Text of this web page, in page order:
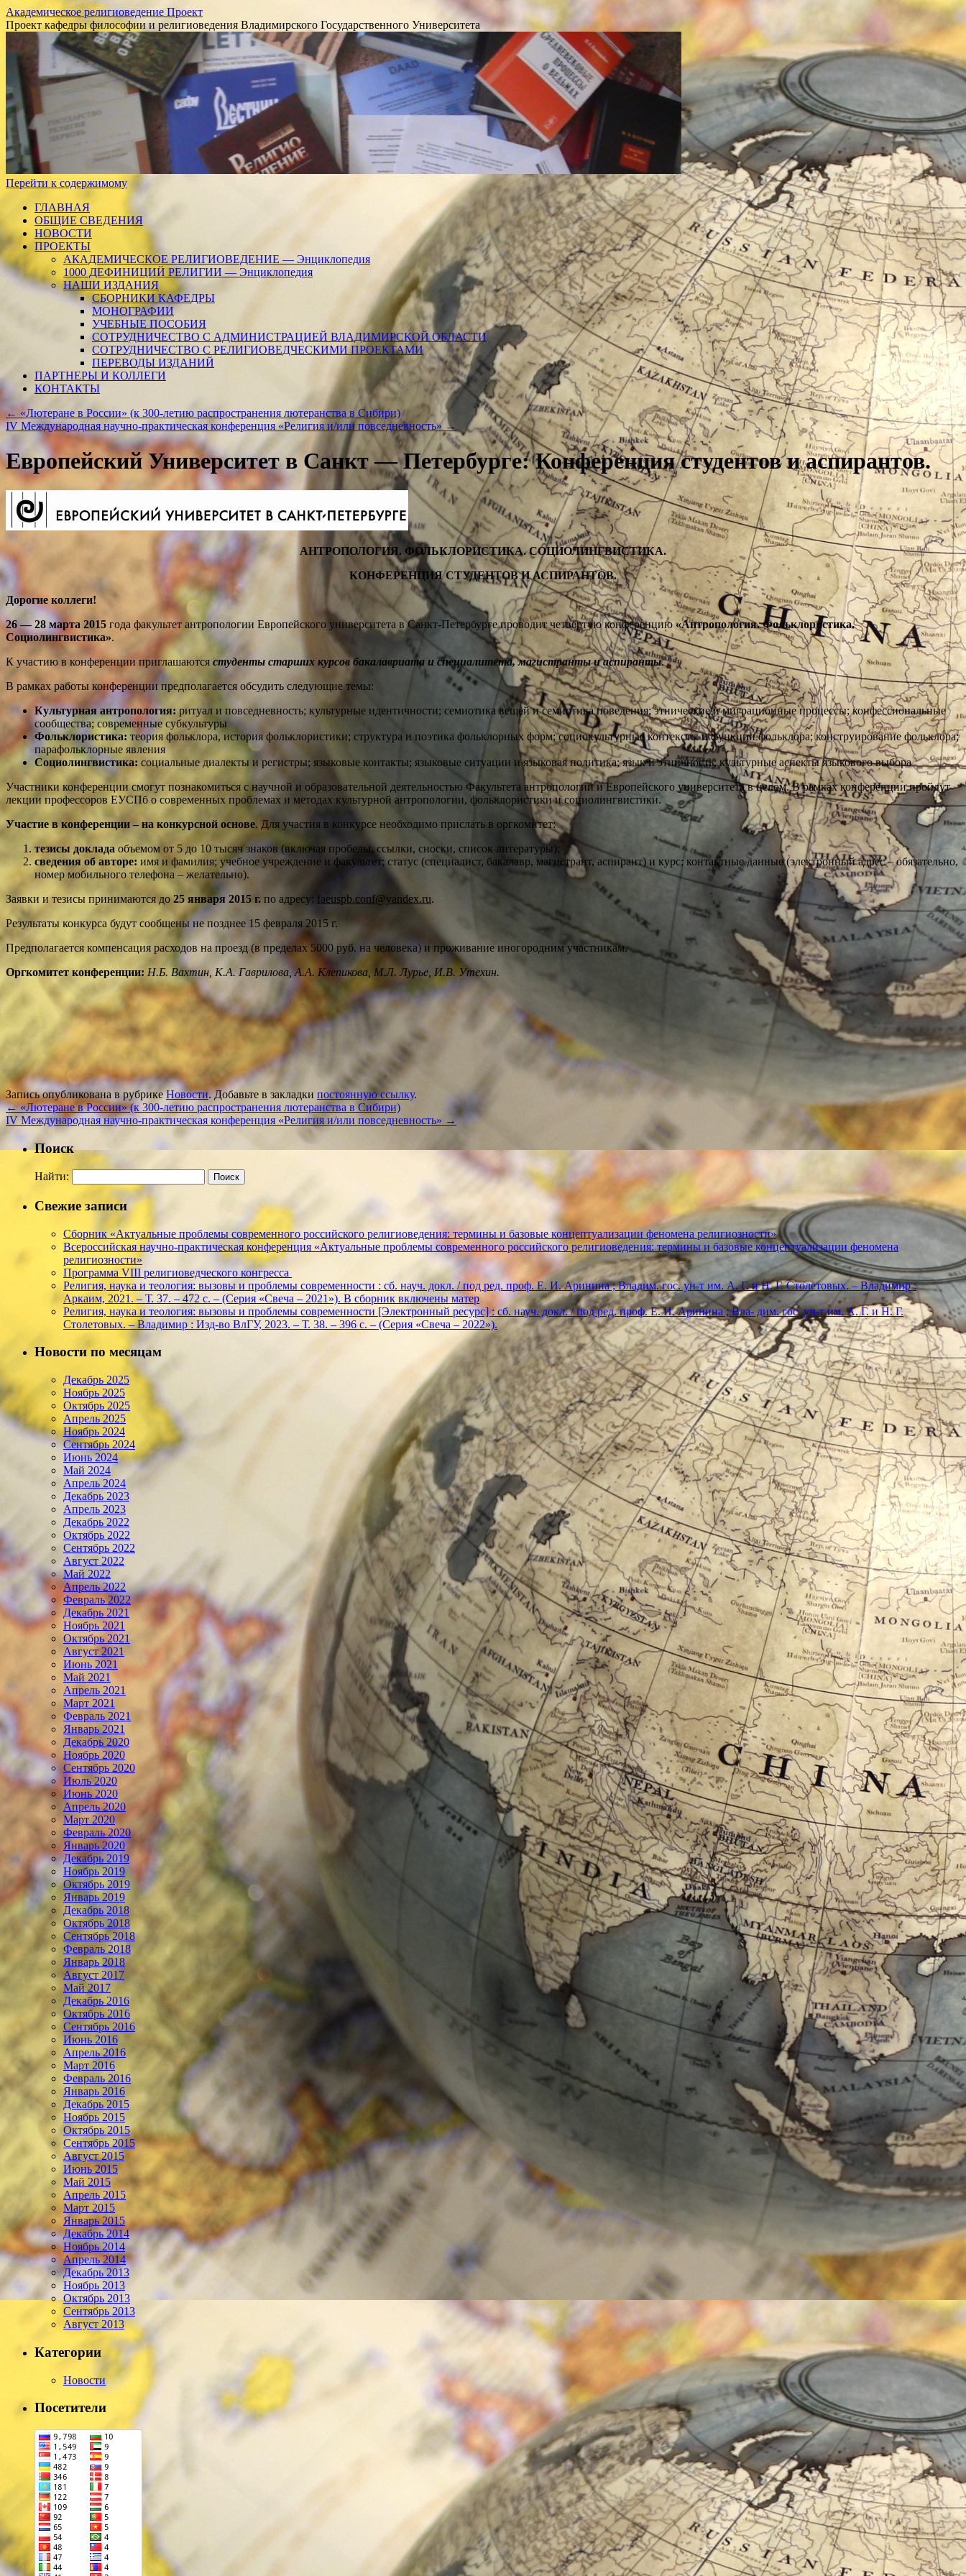
Академическое религиоведение Проект
Проект кафедры философии и религиоведения Владимирского Государственного Университета
Перейти к содержимому
ГЛАВНАЯ
ОБЩИЕ СВЕДЕНИЯ
НОВОСТИ
ПРОЕКТЫ
АКАДЕМИЧЕСКОЕ РЕЛИГИОВЕДЕНИЕ — Энциклопедия
1000 ДЕФИНИЦИЙ РЕЛИГИИ — Энциклопедия
НАШИ ИЗДАНИЯ
СБОРНИКИ КАФЕДРЫ
МОНОГРАФИИ
УЧЕБНЫЕ ПОСОБИЯ
СОТРУДНИЧЕСТВО С АДМИНИСТРАЦИЕЙ ВЛАДИМИРСКОЙ ОБЛАСТИ
СОТРУДНИЧЕСТВО С РЕЛИГИОВЕДЧЕСКИМИ ПРОЕКТАМИ
ПЕРЕВОДЫ ИЗДАНИЙ
ПАРТНЕРЫ И КОЛЛЕГИ
КОНТАКТЫ
← «Лютеране в России» (к 300-летию распространения лютеранства в Сибири)
IV Международная научно-практическая конференция «Религия и/или повседневность» →
Европейский Университет в Санкт — Петербурге: Конференция студентов и аспирантов.
АНТРОПОЛОГИЯ. ФОЛЬКЛОРИСТИКА. СОЦИОЛИНГВИСТИКА.
КОНФЕРЕНЦИЯ СТУДЕНТОВ И АСПИРАНТОВ.
Дорогие коллеги!
26 — 28 марта 2015 года факультет антропологии Европейского университета в Санкт-Петербурге проводит четвёртую конференцию «Антропология. Фольклористика.
Социолингвистика».
К участию в конференции приглашаются студенты старших курсов бакалавриата и специалитета, магистранты и аспиранты.
В рамках работы конференции предполагается обсудить следующие темы:
Культурная антропология:ритуал и повседневность; культурные идентичности; семиотика вещей и семиотика поведения; этнические и миграционные процессы; конфессиональные
сообщества; современные субкультуры
Фольклористика: теория фольклора, история фольклористики; структура и поэтика фольклорных форм; социокультурные контексты и функции фольклора; конструирование фольклора;
парафольклорные явления
Социолингвистика: социальные диалекты и регистры; языковые контакты; языковые ситуации и языковая политика; язык и этничность; культурные аспекты языкового выбора
Участники конференции смогут познакомиться с научной и образовательной деятельностью Факультета антропологии и Европейского университета в целом. В рамках конференции пройдут
лекции профессоров ЕУСПб о современных проблемах и методах культурной антропологии, фольклористики и социолингвистики.
Участие в конференции – на конкурсной основе. Для участия в конкурсе необходимо прислать в оргкомитет:
тезисы доклада объемом от 5 до 10 тысяч знаков (включая пробелы, ссылки, сноски, список литературы);
сведения об авторе: имя и фамилия; учебное учреждение и факультет; статус (специалист, бакалавр, магистрант, аспирант) и курс; контактные данные (электронный адрес – обязательно,
номер мобильного телефона – желательно).
Заявки и тезисы принимаются до25 января 2015 г. по адресу: faeuspb.conf@yandex.ru.
Результаты конкурса будут сообщены не позднее 15 февраля 2015 г.
Предполагается компенсация расходов на проезд (в пределах 5000 руб. на человека) и проживание иногородним участникам.
Оргкомитет конференции: Н.Б. Вахтин, К.А. Гаврилова, А.А. Клепикова, М.Л. Лурье, И.В. Утехин.
Запись опубликована в рубрикеНовости. Добавьте в закладки постоянную ссылку.
←«Лютеране в России» (к 300-летию распространения лютеранства в Сибири)
IV Международная научно-практическая конференция «Религия и/или повседневность» →
Поиск
Найти:
Свежие записи
Сборник «Актуальные проблемы современного российского религиоведения: термины и базовые концептуализации феномена религиозности»
Всероссийская научно-практическая конференция «Актуальные проблемы современного российского религиоведения: термины и базовые концептуализации феномена
религиозности»
Программа VIII религиоведческого конгресса
Религия, наука и теология: вызовы и проблемы современности : сб. науч. докл. / под ред. проф. Е. И. Аринина ; Владим. гос. ун-т им. А. Г. и Н. Г. Столетовых. – Владимир :
Аркаим, 2021. – Т. 37. – 472 с. – (Серия «Свеча – 2021»). В сборник включены матер
Религия, наука и теология: вызовы и проблемы современности [Электронный ресурс] : сб. науч. докл. / под ред. проф. Е. И. Аринина ; Вла- дим. гос. ун-т им. А. Г. и Н. Г.
Столетовых. – Владимир : Изд-во ВлГУ, 2023. – Т. 38. – 396 с. – (Серия «Свеча – 2022»).
Новости по месяцам
Декабрь 2025
Ноябрь 2025
Октябрь 2025
Апрель 2025
Ноябрь 2024
Сентябрь 2024
Июнь 2024
Май 2024
Апрель 2024
Декабрь 2023
Апрель 2023
Декабрь 2022
Октябрь 2022
Сентябрь 2022
Август 2022
Май 2022
Апрель 2022
Февраль 2022
Декабрь 2021
Ноябрь 2021
Октябрь 2021
Август 2021
Июнь 2021
Май 2021
Апрель 2021
Март 2021
Февраль 2021
Январь 2021
Декабрь 2020
Ноябрь 2020
Сентябрь 2020
Июль 2020
Июнь 2020
Апрель 2020
Март 2020
Февраль 2020
Январь 2020
Декабрь 2019
Ноябрь 2019
Октябрь 2019
Январь 2019
Декабрь 2018
Октябрь 2018
Сентябрь 2018
Февраль 2018
Январь 2018
Август 2017
Май 2017
Декабрь 2016
Октябрь 2016
Сентябрь 2016
Июнь 2016
Апрель 2016
Март 2016
Февраль 2016
Январь 2016
Декабрь 2015
Ноябрь 2015
Октябрь 2015
Сентябрь 2015
Август 2015
Июнь 2015
Май 2015
Апрель 2015
Март 2015
Январь 2015
Декабрь 2014
Ноябрь 2014
Апрель 2014
Декабрь 2013
Ноябрь 2013
Октябрь 2013
Сентябрь 2013
Август 2013
Категории
Новости
Посетители